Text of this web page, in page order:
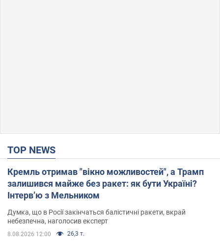
TOP NEWS
Кремль отримав "вікно можливостей", а Трамп
залишився майже без ракет: як бути Україні?
Інтерв’ю з Мельником
Думка, що в Росії закінчаться балістичні ракети, вкрай
небезпечна, наголосив експерт
8.08.2026 12:00 26,3 т.